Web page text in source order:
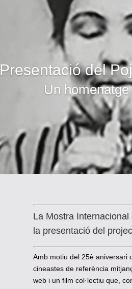
Presentació del
Un homenatge
La Mostra
la presentació del
Amb motiu del 25è aniversari
cineastes de referència
web i un film col·lectiu que,